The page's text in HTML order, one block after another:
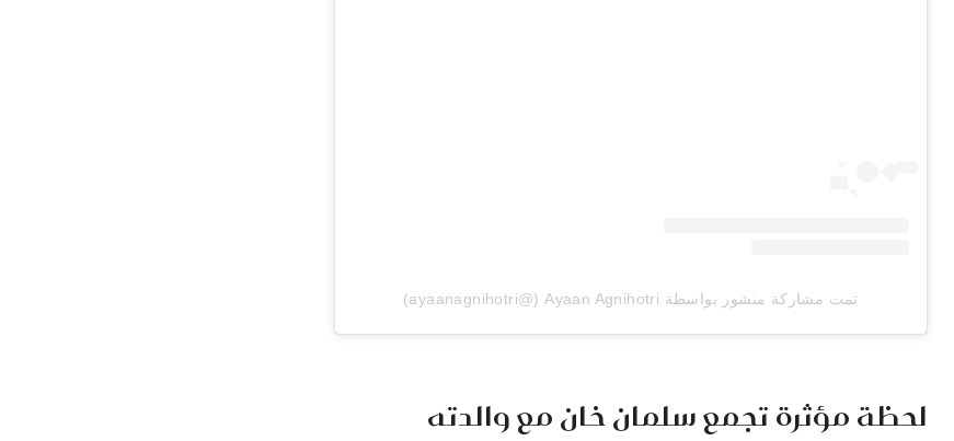
تمت مشاركة منشور بواسطة ‏‎Ayaan Agnihotri‎‏ (@‏‎ayaanagnihotri‎‏)
لحظة مؤثرة تجمع سلمان خان مع والدته